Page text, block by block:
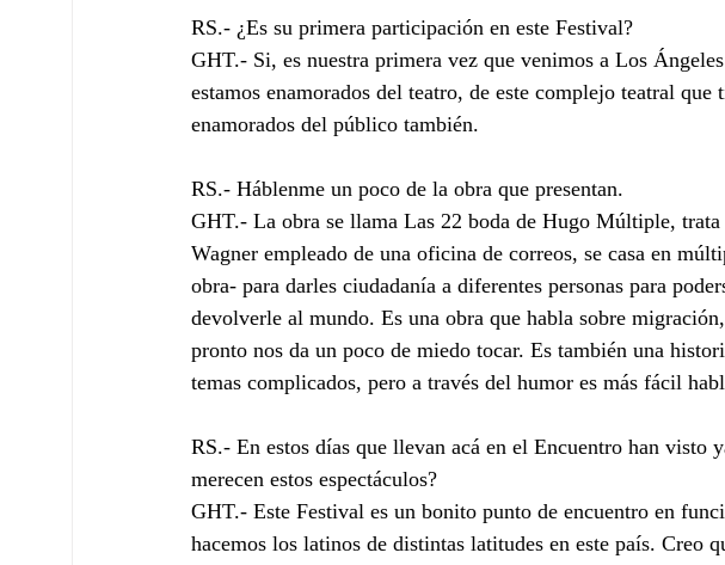
RS.- ¿Es su primera participación en este Festival?
GHT.- Si, es nuestra primera vez que venimos a Los
estamos enamorados del teatro, de este complejo teatral
enamorados del público también.
RS.- Háblenme un poco de la obra que presentan.
GHT.- La obra se llama Las 22 boda de Hugo Múltiple,
Wagner empleado de una oficina de correos, se casa en
obra- para darles ciudadanía a diferentes personas para
devolverle al mundo. Es una obra que habla sobre
pronto nos da un poco de miedo tocar. Es también una
temas complicados, pero a través del humor es más fácil
RS.- En estos días que llevan acá en el Encuentro han visto
merecen estos espectáculos?
GHT.- Este Festival es un bonito punto de encuentro en
hacemos los latinos de distintas latitudes en este país. Creo